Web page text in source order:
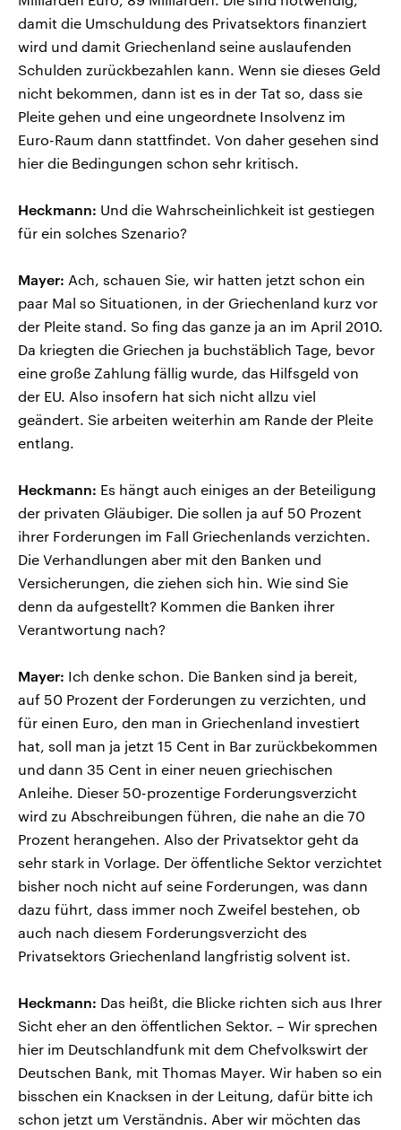
damit die Umschuldung des Privatsektors finanziert
wird und damit Griechenland seine auslaufenden
Schulden zurückbezahlen kann. Wenn sie dieses Geld
nicht bekommen, dann ist es in der Tat so, dass sie
Pleite gehen und eine ungeordnete Insolvenz im
Euro-Raum dann stattfindet. Von daher gesehen sind
hier die Bedingungen schon sehr kritisch.
Heckmann: Und die Wahrscheinlichkeit ist gestiegen
für ein solches Szenario?
Mayer: Ach, schauen Sie, wir hatten jetzt schon ein
paar Mal so Situationen, in der Griechenland kurz vor
der Pleite stand. So fing das ganze ja an im April 2010.
Da kriegten die Griechen ja buchstäblich Tage, bevor
eine große Zahlung fällig wurde, das Hilfsgeld von
der EU. Also insofern hat sich nicht allzu viel
geändert. Sie arbeiten weiterhin am Rande der Pleite
entlang.
Heckmann: Es hängt auch einiges an der Beteiligung
der privaten Gläubiger. Die sollen ja auf 50 Prozent
ihrer Forderungen im Fall Griechenlands verzichten.
Die Verhandlungen aber mit den Banken und
Versicherungen, die ziehen sich hin. Wie sind Sie
denn da aufgestellt? Kommen die Banken ihrer
Verantwortung nach?
Mayer: Ich denke schon. Die Banken sind ja bereit,
auf 50 Prozent der Forderungen zu verzichten, und
für einen Euro, den man in Griechenland investiert
hat, soll man ja jetzt 15 Cent in Bar zurückbekommen
und dann 35 Cent in einer neuen griechischen
Anleihe. Dieser 50-prozentige Forderungsverzicht
wird zu Abschreibungen führen, die nahe an die 70
Prozent herangehen. Also der Privatsektor geht da
sehr stark in Vorlage. Der öffentliche Sektor verzichtet
bisher noch nicht auf seine Forderungen, was dann
dazu führt, dass immer noch Zweifel bestehen, ob
auch nach diesem Forderungsverzicht des
Privatsektors Griechenland langfristig solvent ist.
Heckmann: Das heißt, die Blicke richten sich aus Ihrer
Sicht eher an den öffentlichen Sektor. – Wir sprechen
hier im Deutschlandfunk mit dem Chefvolkswirt der
Deutschen Bank, mit Thomas Mayer. Wir haben so ein
bisschen ein Knacksen in der Leitung, dafür bitte ich
schon jetzt um Verständnis. Aber wir möchten das